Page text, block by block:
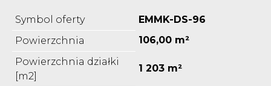
Symbol oferty
EMMK-DS-96
Powierzchnia
106,00 m²
Powierzchnia działki
[m2]
1 203 m²